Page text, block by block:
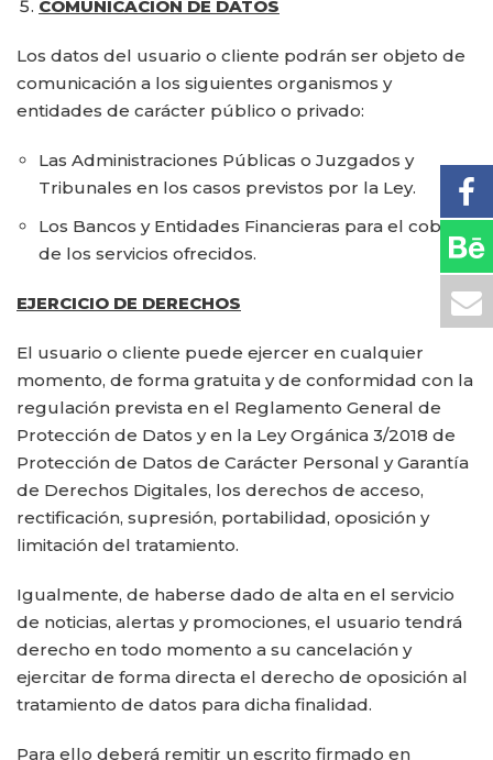
COMUNICACIÓN DE DATOS
Los datos del usuario o cliente podrán ser objeto de
comunicación a los siguientes organismos y
entidades de carácter público o privado:
Las Administraciones Públicas o Juzgados y
Tribunales en los casos previstos por la Ley.
Los Bancos y Entidades Financieras para el cobro
de los servicios ofrecidos.
EJERCICIO DE DERECHOS
El usuario o cliente puede ejercer en cualquier
momento, de forma gratuita y de conformidad con la
regulación prevista en el Reglamento General de
Protección de Datos y en la Ley Orgánica 3/2018 de
Protección de Datos de Carácter Personal y Garantía
de Derechos Digitales, los derechos de acceso,
rectificación, supresión, portabilidad, oposición y
limitación del tratamiento.
Igualmente, de haberse dado de alta en el servicio
de noticias, alertas y promociones, el usuario tendrá
derecho en todo momento a su cancelación y
ejercitar de forma directa el derecho de oposición al
tratamiento de datos para dicha finalidad.
Para ello deberá remitir un escrito firmado en